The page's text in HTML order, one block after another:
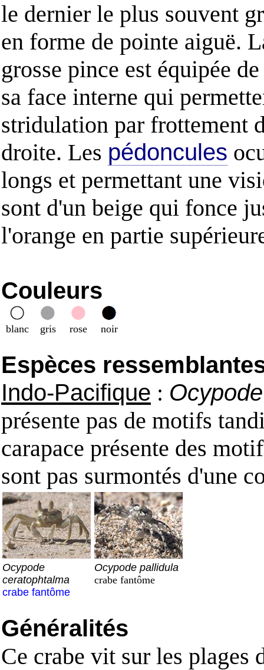
le dernier le plus souvent
en forme de pointe aiguë.
grosse pince est équipée
sa face interne qui
stridulation par frottement
droite. Les pédoncules
longs et permettant une
sont d'un beige qui fonce
l'orange en partie
Couleurs
blanc gris rose noir
Espèces
Indo-Pacifique :
présente pas de motifs
carapace présente des
sont pas surmontés d'une
Ocypode
ceratophtalma
crabe fantôme
Ocypode pallidula
crabe fantôme
Généralités
Ce crabe vit sur les plages